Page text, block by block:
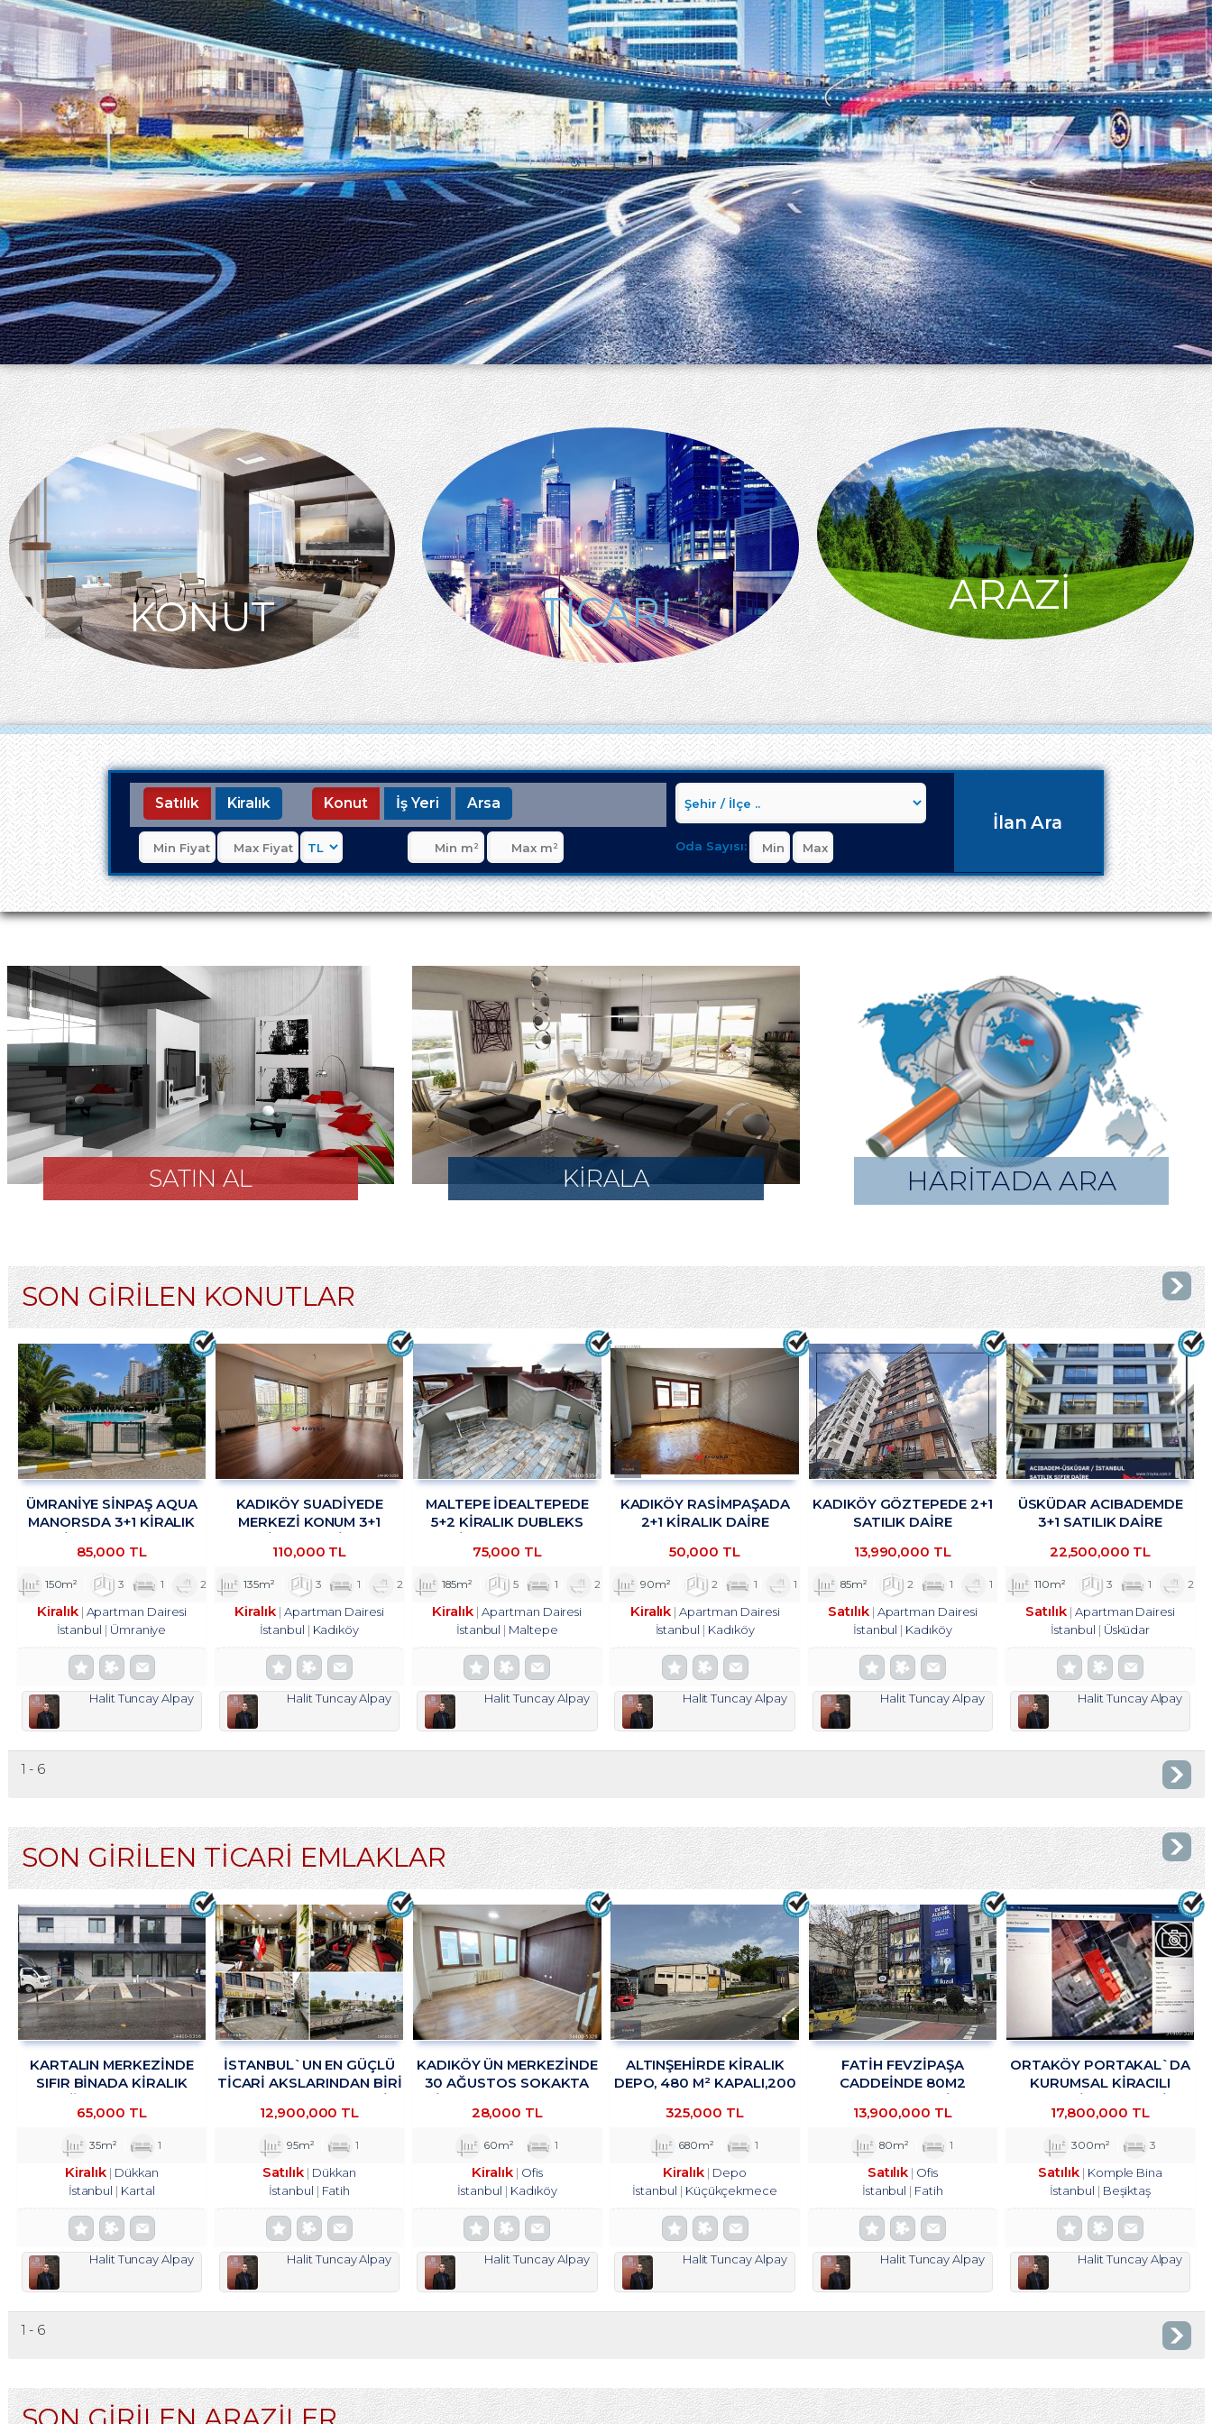
KONUT TİCARİ ARAZİ
Satılık Kiralık Konut İş Yeri Arsa
Oda Sayısı:
İlan Ara
SATIN AL KİRALA HARİTADA ARA
SON GİRİLEN KONUTLAR
ÜMRANİYE SİNPAŞ AQUA
MANORSDA 3+1 KİRALIK
85,000 TL
150m² 3 1 2
Kiralık Apartman Dairesi
İstanbul
Ümraniye
Halit Tuncay Alpay
KADIKÖY SUADİYEDE
MERKEZİ KONUM 3+1
TROYKADAN
110,000 TL
135m² 3 1 2
Kiralık Apartman Dairesi
İstanbul
Kadıköy
Halit Tuncay Alpay
MALTEPE İDEALTEPEDE
5+2 KİRALIK DUBLEKS
75,000 TL
185m² 5 1 2
Kiralık Apartman Dairesi
İstanbul
Maltepe
Halit Tuncay Alpay
KADIKÖY RASİMPAŞADA
2+1 KİRALIK DAİRE
50,000 TL
90m² 2 1 1
Kiralık Apartman Dairesi
İstanbul
Kadıköy
Halit Tuncay Alpay
KADIKÖY GÖZTEPEDE 2+1
SATILIK DAİRE
13,990,000 TL
85m² 2 1 1
Satılık Apartman Dairesi
İstanbul
Kadıköy
Halit Tuncay Alpay
ÜSKÜDAR ACIBADEMDE
3+1 SATILIK DAİRE
22,500,000 TL
110m² 3 1 2
Satılık Apartman Dairesi
İstanbul
Üsküdar
Halit Tuncay Alpay
1 - 6
SON GİRİLEN TİCARİ EMLAKLAR
KARTALIN MERKEZİNDE
SIFIR BİNADA KİRALIK
TROYKADAN.
65,000 TL
35m² 1
Kiralık
Dükkan
İstanbul
Kartal
Halit Tuncay Alpay
İSTANBUL`UN EN GÜÇLÜ
TICARI AKSLARINDAN BIRI
ÜZERINDE, HISTORIA AVM
KARŞISINDA
12,900,000 TL
95m² 1
Satılık
Dükkan
İstanbul
Fatih
Halit Tuncay Alpay
KADIKÖY ÜN MERKEZİNDE
30 AĞUSTOS SOKAKTA
UYGUN 1+1 KİRALIK
TROYKADAN
28,000 TL
60m² 1
Kiralık
Ofis
İstanbul
Kadıköy
Halit Tuncay Alpay
ALTINŞEHIRDE KIRALIK
DEPO, 480 M² KAPALI,200
325,000 TL
680m² 1
Kiralık
Depo
İstanbul
Küçükçekmece
Halit Tuncay Alpay
FATİH FEVZİPAŞA
CADDEİNDE 80M2
TROYKADAN
13,900,000 TL
80m² 1
Satılık
Ofis
İstanbul
Fatih
Halit Tuncay Alpay
ORTAKÖY PORTAKAL`DA
KURUMSAL KIRACILI
TROYKADAN
17,800,000 TL
300m² 3
Satılık
Komple Bina
İstanbul
Beşiktaş
Halit Tuncay Alpay
1 - 6